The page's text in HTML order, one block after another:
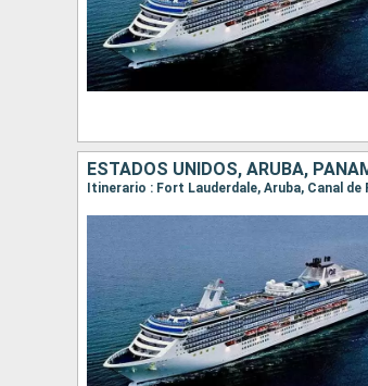
ESTADOS UNIDOS, ARUBA,